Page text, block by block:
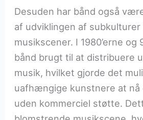
Desuden har bånd også
af udviklingen af subkulturer
musikscener. I 1980’erne og
bånd brugt til at distribuere
musik, hvilket gjorde det
uafhængige kunstnere at nå
uden kommerciel støtte.